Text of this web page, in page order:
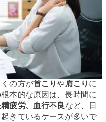
の方が首こりや肩こり に
本的な原因は、長時間に
精疲労、血行不良 など、日
きているケースが多いで